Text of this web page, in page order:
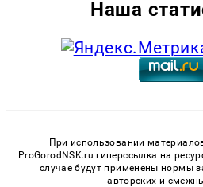
Наша
При использовании
ProGorodNSK.ru гиперссылка на
случае будут применены нормы
авторских и